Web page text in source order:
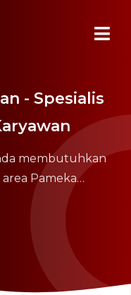
- Spesialis
membutuhkan
area Pameka…